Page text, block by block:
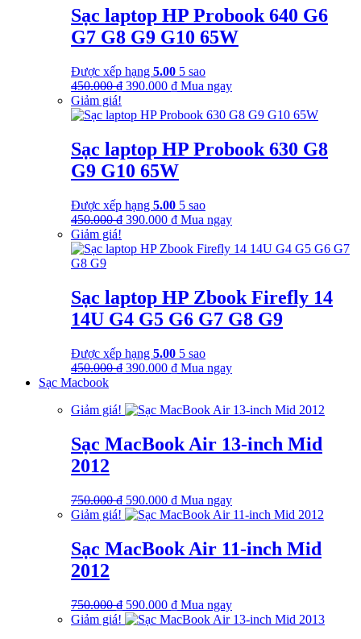
Sạc laptop HP Probook 640 G6
G7 G8 G9 G10 65W
Được xếp hạng 5.00 5 sao
450.000₫ Giá
là:
390.000 ₫Giá
tại
390.000 ₫.
Mua ngay
Giảm giá!
Sạc laptop HP Probook 630 G8
G9 G10 65W
Được xếp hạng 5.00 5 sao
450.000₫ Giá
là:
390.000 ₫Giá
tại
Mua ngay
Giảm giá!
Sạc laptop HP Zbook Firefly 14
14U G4 G5 G6 G7 G8 G9
Được xếp hạng 5.00 5 sao
450.000₫ Giá
450.000 ₫.
390.000 ₫Giá
là:
Mua ngay
Sạc Macbook
Giảm giá!
Sạc MacBook Air 13-inch Mid
2012
750.000₫ Giá
gốc
750.000 ₫.
590.000 ₫Giá
hiện
là:
590.000 ₫.
Mua ngay
Giảm giá!
Sạc MacBook Air 11-inch Mid
2012
750.000₫ Giá
gốc
590.000 ₫Giá
hiện
Mua ngay
Giảm giá!